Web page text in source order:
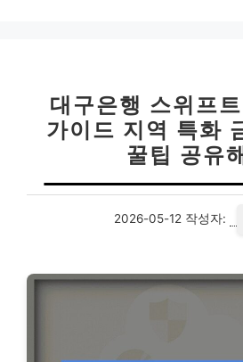
대구은행 스위프
가이드 지역 특화
꿀팁 공유
2026-05-12 작성자: